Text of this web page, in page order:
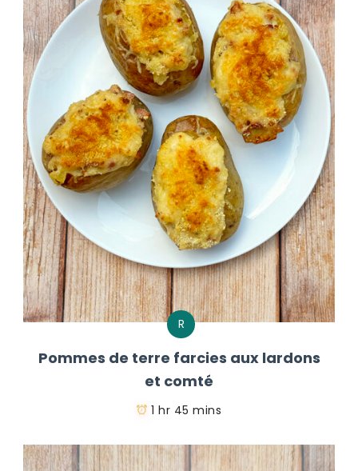
R
Pommes de terre farcies aux lardons
et comté
1 hr 45 mins